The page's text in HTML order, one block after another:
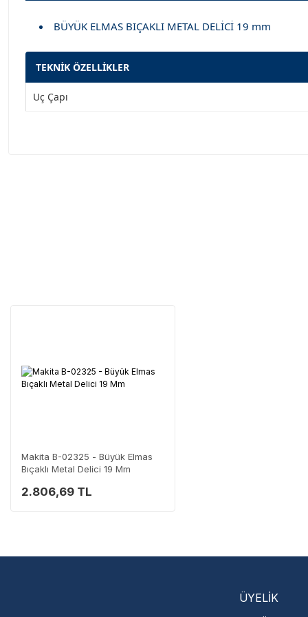
BÜYÜK ELMAS BIÇAKLI METAL DELİCİ 19 mm
TEKNİK ÖZELLİKLER
Uç Çapı
Tüm
Makita B-02325 - Büyük Elmas
Bıçaklı Metal Delici 19 Mm
2.806,69 TL
ÜYELİK